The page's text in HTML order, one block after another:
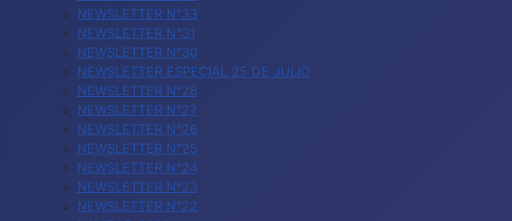
NEWSLETTER N°33
NEWSLETTER N°31
NEWSLETTER N°30
NEWSLETTER ESPECIAL 25 DE JULIO
NEWSLETTER N°28
NEWSLETTER N°27
NEWSLETTER N°26
NEWSLETTER N°25
NEWSLETTER N°24
NEWSLETTER N°23
NEWSLETTER N°22